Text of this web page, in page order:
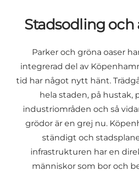
Stadsodling
Parker och gröna oaser
integrerad del av
tid har något nytt hänt.
hela staden, på hustak,
industriområden och så
grödor är en grej nu.
ständigt och
infrastrukturen har en
människor som bor och